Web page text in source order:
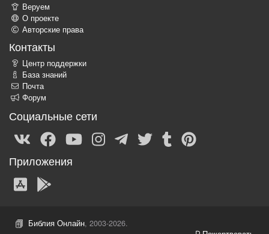
Веруем
О проекте
Авторские права
Контакты
Центр поддержки
База знаний
Почта
Форум
Социальные сети
Приложения
Библия Онлайн, 2003-2026.